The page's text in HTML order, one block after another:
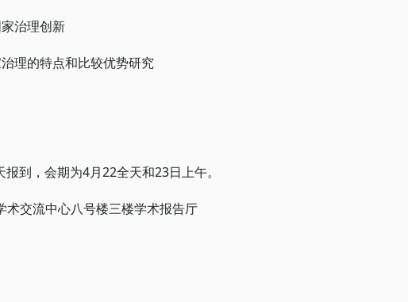
治理创新
理的特点和比较优势研究
到，会期为4月22全天和23日上午。
术交流中心八号楼三楼学术报告厅